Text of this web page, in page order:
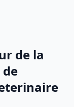
de la